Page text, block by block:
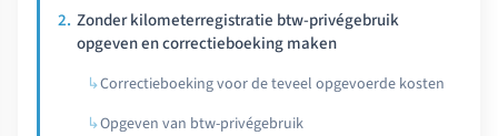
Zonder kilometerregistratie btw-privégebruik
opgeven en correctieboeking maken
Correctieboeking voor de teveel opgevoerde kosten
Opgeven van btw-privégebruik